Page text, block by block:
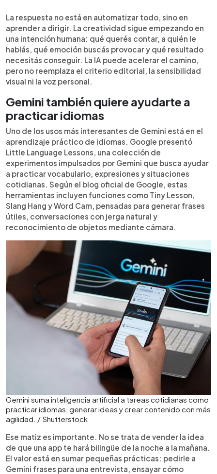
La respuesta no está en automatizar todo, sino en
aprender a dirigir. La creatividad sigue empezando en
una intención humana: qué querés contar, a quién le
hablás, qué emoción buscás provocar y qué resultado
necesitás conseguir. La IA puede acelerar el camino,
pero no reemplaza el criterio editorial, la sensibilidad
visual ni la voz personal.
Gemini también quiere ayudarte a
practicar idiomas
Uno de los usos más interesantes de Gemini está en el
aprendizaje práctico de idiomas. Google presentó
Little Language Lessons, una colección de
experimentos impulsados por Gemini que busca ayudar
a practicar vocabulario, expresiones y situaciones
cotidianas. Según el blog oficial de Google, estas
herramientas incluyen funciones como Tiny Lesson,
Slang Hang y Word Cam, pensadas para generar frases
útiles, conversaciones con jerga natural y
reconocimiento de objetos mediante cámara.
Gemini suma inteligencia artificial a tareas cotidianas como
practicar idiomas, generar ideas y crear contenido con más
agilidad. / Shutterstock
Ese matiz es importante. No se trata de vender la idea
de que una app te hará bilingüe de la noche a la mañana.
El valor está en sumar pequeñas prácticas: pedirle a
Gemini frases para una entrevista, ensayar cómo